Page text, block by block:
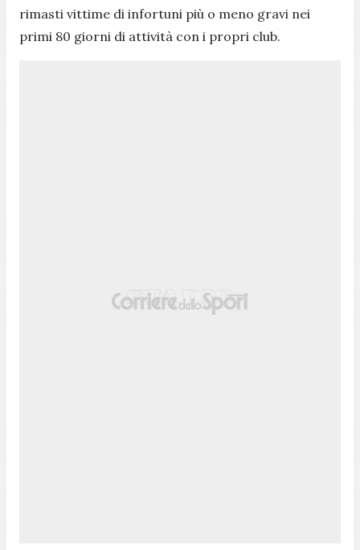
rimasti vittime di infortuni più o meno gravi nei
primi 80 giorni di attività con i propri club.